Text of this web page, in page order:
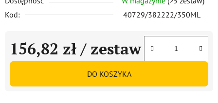
Kod:
40729/382222/350ML
156,82 zł / zestaw
Cena jednostkowa:
DO KOSZYKA